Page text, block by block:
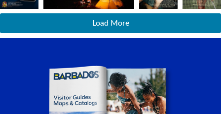
Load More